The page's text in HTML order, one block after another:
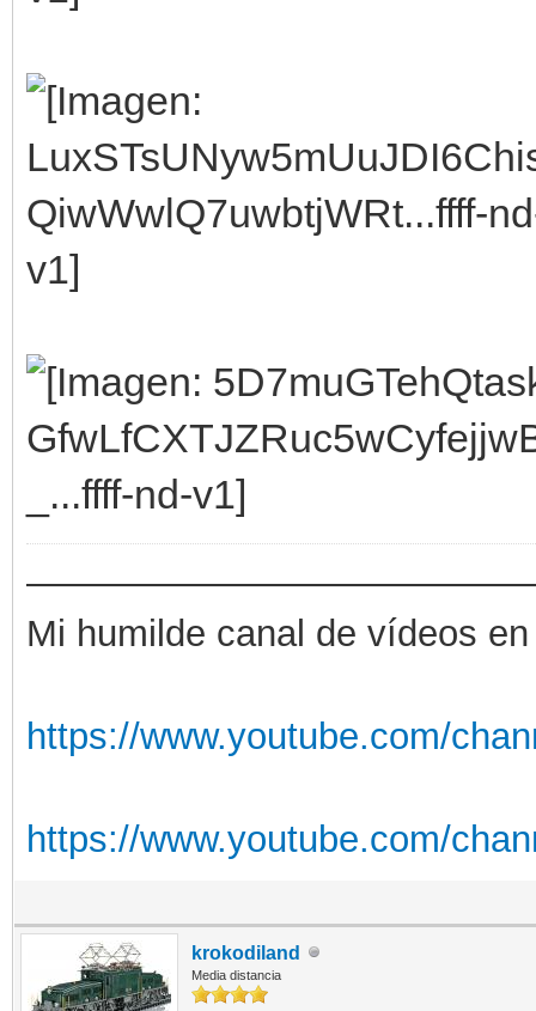
Mi humilde canal de vídeos
https://www.youtube.com/
https://www.youtube.com/
krokodiland
Media distancia